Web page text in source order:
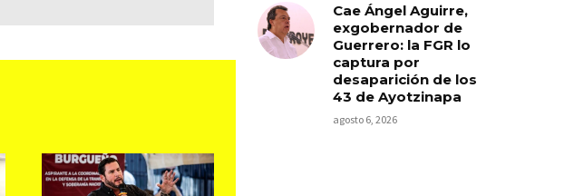
Cae Ángel Aguirre,
exgobernador de
Guerrero: la FGR lo
captura por
desaparición de los
43 de Ayotzinapa
agosto 6, 2026